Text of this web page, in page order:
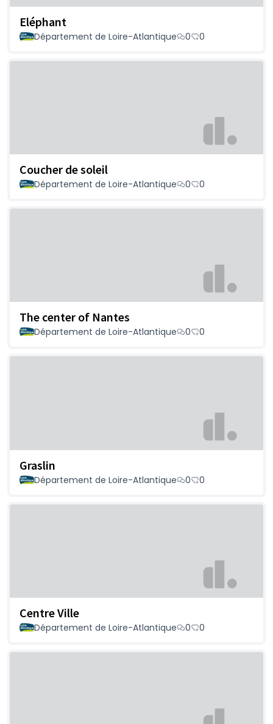
Eléphant
Département de Loire-Atlantique 0 0
Coucher de soleil
Département de Loire-Atlantique 0 0
The center of Nantes
Département de Loire-Atlantique 0 0
Graslin
Département de Loire-Atlantique 0 0
Centre Ville
Département de Loire-Atlantique 0 0